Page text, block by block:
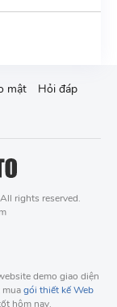
mật
Hỏi đáp
rights reserved.
demo giao diện
gói thiết kế Web
hôm nay.